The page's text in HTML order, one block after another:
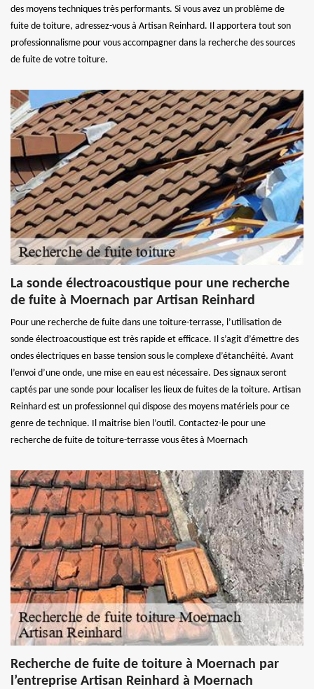
des moyens techniques très performants. Si vous avez un problème de
fuite de toiture, adressez-vous à Artisan Reinhard. Il apportera tout son
professionnalisme pour vous accompagner dans la recherche des sources
de fuite de votre toiture.
La sonde électroacoustique pour une recherche
de fuite à Moernach par Artisan Reinhard
Pour une recherche de fuite dans une toiture-terrasse, l’utilisation de
sonde électroacoustique est très rapide et efficace. Il s’agit d’émettre des
ondes électriques en basse tension sous le complexe d’étanchéité. Avant
l’envoi d’une onde, une mise en eau est nécessaire. Des signaux seront
captés par une sonde pour localiser les lieux de fuites de la toiture. Artisan
Reinhard est un professionnel qui dispose des moyens matériels pour ce
genre de technique. Il maitrise bien l’outil. Contactez-le pour une
recherche de fuite de toiture-terrasse vous êtes à Moernach
Recherche de fuite de toiture à Moernach par
l’entreprise Artisan Reinhard à Moernach